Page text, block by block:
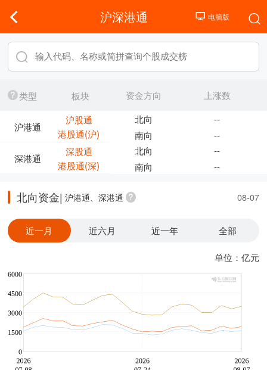
沪深港通
类型 板块
沪港通
沪股通
港股通(沪)
深港通
深股通
港股通(深)
资金方向
上涨数
北向
--
南向
--
北向
--
南向
--
北向资金| 沪港通、深港通 08-07
近一月 近六月 近一年 全部
单位：亿元